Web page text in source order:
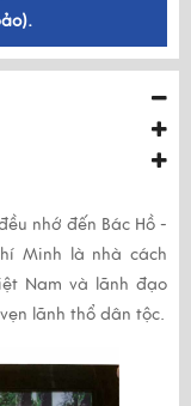
nhớ đến Bác Hồ -
Minh là nhà cách
Nam và lãnh đạo
lãnh thổ dân tộc.